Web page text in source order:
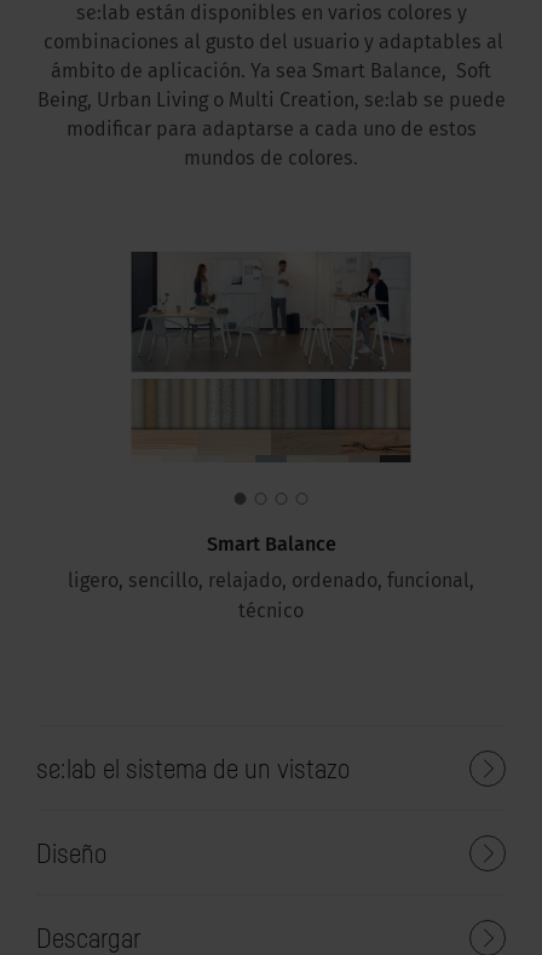
se:lab están disponibles en varios colores y
combinaciones al gusto del usuario y adaptables al
ámbito de aplicación. Ya sea Smart Balance, Soft
Being, Urban Living o Multi Creation, se:lab se puede
modificar para adaptarse a cada uno de estos
mundos de colores.
Smart Balance
ligero, sencillo, relajado, ordenado, funcional,
técnico
se:lab el sistema de un vistazo
Diseño
Descargar